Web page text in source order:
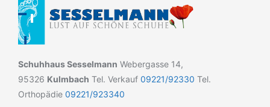
Schuhhaus Sesselmann Webergasse 14,
95326 Kulmbach Tel. Verkauf 09221/92330 Tel.
Orthopädie 09221/923340